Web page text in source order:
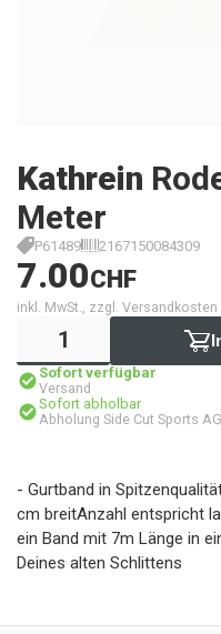
Kathrein
Meter
P61489 2167150084309
7.00CHF
inkl. MwSt., zzgl. Versandkosten
Sofort verfügbar
Versand
Sofort abholbar
Abholung Side Cut Sports AG
- Gurtband in
cm breitAnzahl entspricht
ein Band mit 7m Länge in
Deines alten Schlittens